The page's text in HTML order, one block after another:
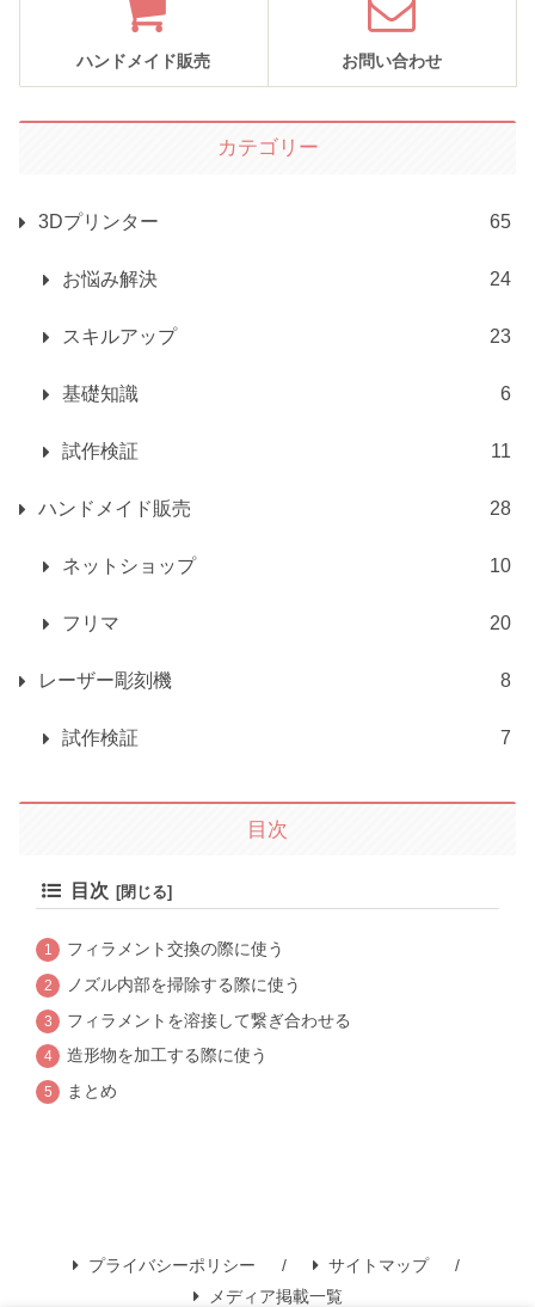
ハンドメイド販売 お問い合わせ
カテゴリー
3Dプリンター 65
お悩み解決 24
スキルアップ 23
基礎知識 6
試作検証 11
ハンドメイド販売 28
ネットショップ 10
フリマ 20
レーザー彫刻機 8
試作検証 7
目次
目次
フィラメント交換の際に使う
ノズル内部を掃除する際に使う
フィラメントを溶接して繋ぎ合わせる
造形物を加工する際に使う
まとめ
プライバシーポリシー
サイトマップ
メディア掲載一覧